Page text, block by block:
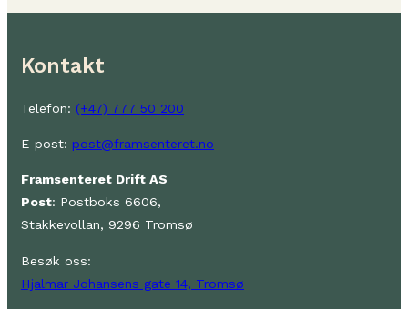
Kontakt
Telefon: (+47) 777 50 200
E-post: post@framsenteret.no
Framsenteret Drift AS
Post: Postboks 6606,
Stakkevollan, 9296 Tromsø
Besøk oss:
Hjalmar Johansens gate 14, Tromsø